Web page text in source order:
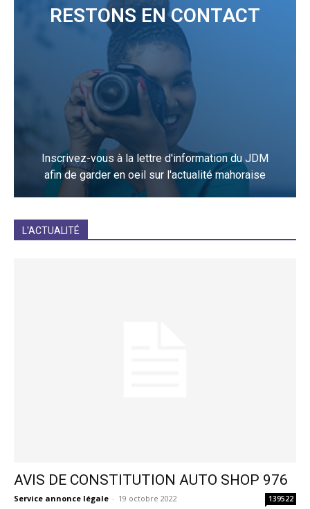
RESTONS EN CONTACT
Inscrivez-vous à la lettre d'information du JDM
afin de garder en oeil sur l'actualité mahoraise
L'ACTUALITÉ
AVIS DE CONSTITUTION AUTO SHOP 976
Service annonce légale - 19 octobre 2022 139522